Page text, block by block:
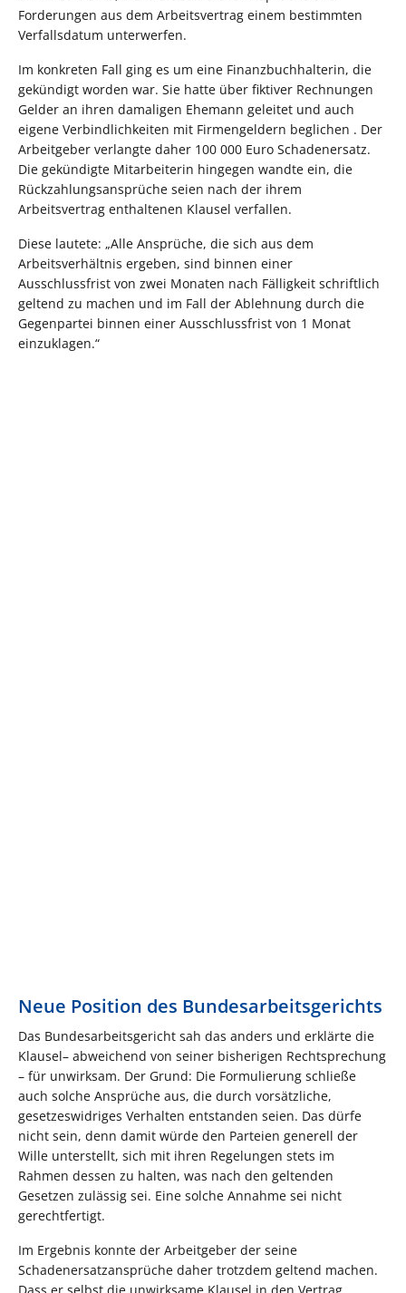
Forderungen aus dem Arbeitsvertrag einem bestimmten
Verfallsdatum unterwerfen.
Im konkreten Fall ging es um eine Finanzbuchhalterin, die
gekündigt worden war. Sie hatte über fiktiver Rechnungen
Gelder an ihren damaligen Ehemann geleitet und auch
eigene Verbindlichkeiten mit Firmengeldern beglichen . Der
Arbeitgeber verlangte daher 100 000 Euro Schadenersatz.
Die gekündigte Mitarbeiterin hingegen wandte ein, die
Rückzahlungsansprüche seien nach der ihrem
Arbeitsvertrag enthaltenen Klausel verfallen.
Diese lautete: „Alle Ansprüche, die sich aus dem
Arbeitsverhältnis ergeben, sind binnen einer
Ausschlussfrist von zwei Monaten nach Fälligkeit schriftlich
geltend zu machen und im Fall der Ablehnung durch die
Gegenpartei binnen einer Ausschlussfrist von 1 Monat
einzuklagen.“
Neue Position des Bundesarbeitsgerichts
Das Bundesarbeitsgericht sah das anders und erklärte die
Klausel– abweichend von seiner bisherigen Rechtsprechung
– für unwirksam. Der Grund: Die Formulierung schließe
auch solche Ansprüche aus, die durch vorsätzliche,
gesetzeswidriges Verhalten entstanden seien. Das dürfe
nicht sein, denn damit würde den Parteien generell der
Wille unterstellt, sich mit ihren Regelungen stets im
Rahmen dessen zu halten, was nach den geltenden
Gesetzen zulässig sei. Eine solche Annahme sei nicht
gerechtfertigt.
Im Ergebnis konnte der Arbeitgeber der seine
Schadenersatzansprüche daher trotzdem geltend machen.
Dass er selbst die unwirksame Klausel in den Vertrag